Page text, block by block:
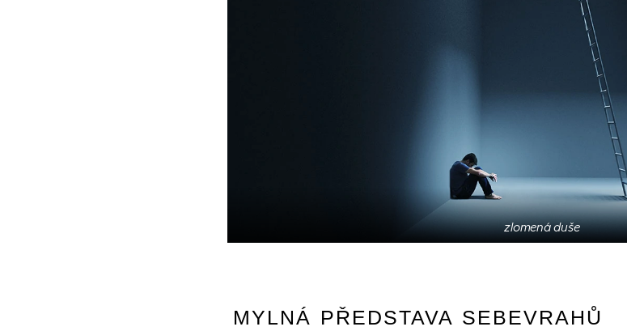
zlomená duše
MYLNÁ PŘEDSTAVA SEBEVRAHŮ